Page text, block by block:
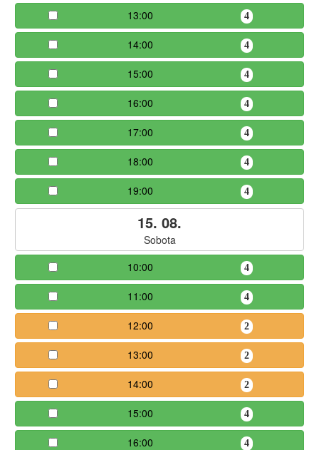
13:00 4
14:00 4
15:00 4
16:00 4
17:00 4
18:00 4
19:00 4
15. 08.
Sobota
10:00
4
11:00 4
12:00 2
13:00 2
14:00 2
15:00 4
16:00 4